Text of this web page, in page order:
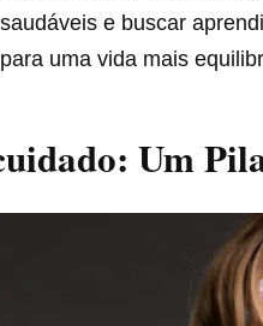
e buscar
uma vida mais
Um